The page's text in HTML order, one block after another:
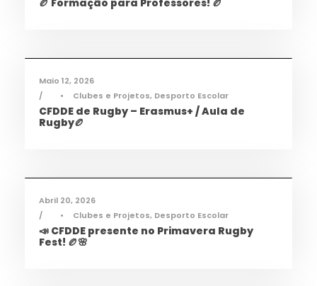
Maio 12, 2026
•
Clubes e Projetos, Desporto Escolar
CFDDE de Rugby – Erasmus+ / Aula de
Rugby🏉
Abril 20, 2026
•
Clubes e Projetos, Desporto Escolar
📣 CFDDE presente no Primavera Rugby
Fest! 🏉🌸